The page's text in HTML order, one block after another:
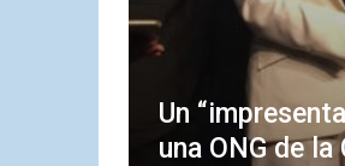
Un
una ONG de la